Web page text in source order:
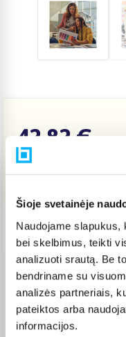
Šioje svetainėje
Naudojame slapukus,
bei skelbimus, teikti
analizuoti srautą. Be
bendriname su
analizės partneriais,
pateiktos arba
informacijos.
42,82 €
Pristatymas
Venipak
Pristato ir šeštadienį
Rugpjūtis 18d. -
Venipak kurjeris